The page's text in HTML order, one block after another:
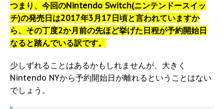
つまり、今回のNintendo Switch(ニンテンドースイッ
チ)の発売日は2017年3月17日頃と言われていますか
ら、その丁度2か月前の先ほど挙げた日程が予約開始日
なると踏んでいる訳です。
少しずれることはあるかもしれませんが、大きく
Nintendo NYから予約開始日が離れるということはない
でしょう。